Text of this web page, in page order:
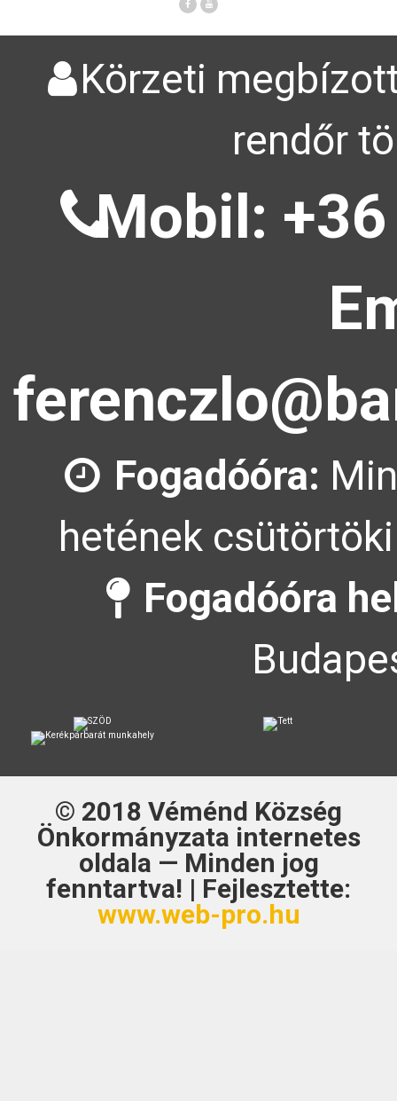
Körzeti
rendőr
Mobil:
Fogadóóra:
hetének
Fogadóóra
© 2018 Véménd Község
Önkormányzata internetes
oldala — Minden jog
fenntartva! | Fejlesztette:
www.web-pro.hu